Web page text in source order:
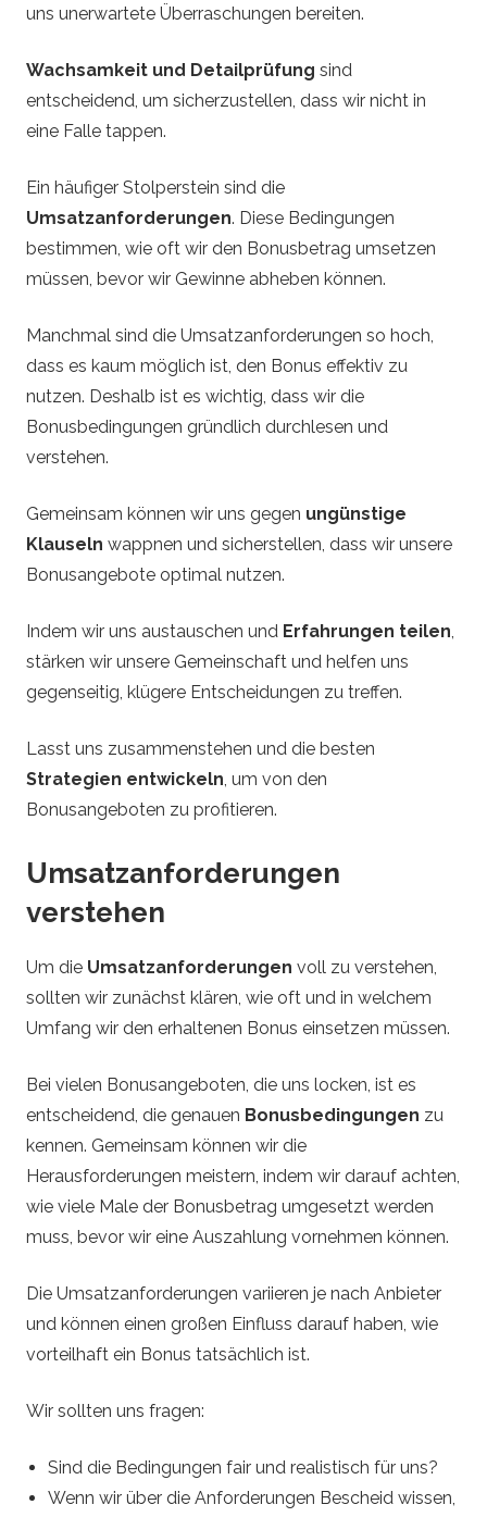
uns unerwartete Überraschungen bereiten.
Wachsamkeit und Detailprüfung sind
entscheidend, um sicherzustellen, dass wir nicht in
eine Falle tappen.
Ein häufiger Stolperstein sind die
Umsatzanforderungen. Diese Bedingungen
bestimmen, wie oft wir den Bonusbetrag umsetzen
müssen, bevor wir Gewinne abheben können.
Manchmal sind die Umsatzanforderungen so hoch,
dass es kaum möglich ist, den Bonus effektiv zu
nutzen. Deshalb ist es wichtig, dass wir die
Bonusbedingungen gründlich durchlesen und
verstehen.
Gemeinsam können wir uns gegen ungünstige
Klauseln wappnen und sicherstellen, dass wir unsere
Bonusangebote optimal nutzen.
Indem wir uns austauschen und Erfahrungen teilen
stärken wir unsere Gemeinschaft und helfen uns
gegenseitig, klügere Entscheidungen zu treffen.
Lasst uns zusammenstehen und die besten
Strategien entwickeln , um von den
Bonusangeboten zu profitieren.
Umsatzanforderungen
verstehen
Um die Umsatzanforderungen voll zu verstehen,
sollten wir zunächst klären, wie oft und in welchem
Umfang wir den erhaltenen Bonus einsetzen müssen.
Bei vielen Bonusangeboten, die uns locken, ist es
entscheidend, die genauen Bonusbedingungen zu
kennen. Gemeinsam können wir die
Herausforderungen meistern, indem wir darauf achten,
wie viele Male der Bonusbetrag umgesetzt werden
muss, bevor wir eine Auszahlung vornehmen können.
Die Umsatzanforderungen variieren je nach Anbieter
und können einen großen Einfluss darauf haben, wie
vorteilhaft ein Bonus tatsächlich ist.
Wir sollten uns fragen:
Sind die Bedingungen fair und realistisch für uns?
Wenn wir über die Anforderungen Bescheid wissen,